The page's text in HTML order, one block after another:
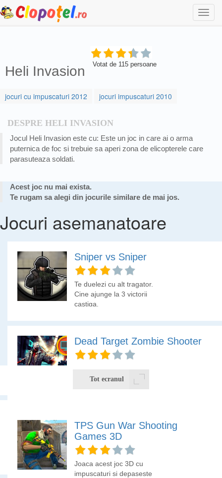
Heli Invasion Votat de 115 persoane
jocuri cu impuscaturi 2012 jocuri impuscaturi 2010
DESPRE HELI INVASION
Jocul Heli Invasion este cu: Este un joc in care ai o arma
puternica de foc si trebuie sa aperi zona de elicopterele care
parasuteaza soldati.
Acest joc nu mai exista.
Te rugam sa alegi din jocurile similare de mai jos.
Jocuri asemanatoare
Sniper vs Sniper
Te duelezi cu alt tragator.
Cine ajunge la 3 victorii
castiga.
Dead Target Zombie Shooter
Un shoter 3D in care
trebuie sa impusti
TPS Gun War Shooting
Games 3D
Joaca acest joc 3D cu
impuscaturi si depaseste
Tot ecranul
Foloseste mouse-ul si trage cu click stanga. Elimina
elicopterele inainte sa parasuteze soldati pentru ca va trebui
sa tragi si in ei. Dupa fiecare nivel cumpara upgrade pentru
arma.